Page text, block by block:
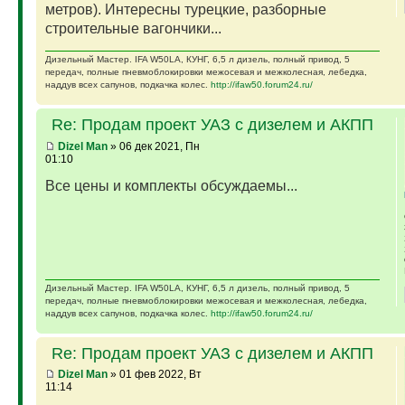
метров). Интересны турецкие, разборные
строительные вагончики...
Дизельный Мастер. IFA W50LA, КУНГ, 6,5 л дизель, полный привод, 5
передач, полные пневмоблокировки межосевая и межколесная, лебедка,
наддув всех сапунов, подкачка колес. http://ifaw50.forum24.ru/
Re: Продам проект УАЗ с дизелем и АКПП
Dizel Man» 06 дек 2021, Пн
01:10
Все цены и комплекты обсуждаемы...
Дизельный Мастер. IFA W50LA, КУНГ, 6,5 л дизель, полный привод, 5
передач, полные пневмоблокировки межосевая и межколесная, лебедка,
наддув всех сапунов, подкачка колес. http://ifaw50.forum24.ru/
Re: Продам проект УАЗ с дизелем и АКПП
Dizel Man» 01 фев 2022, Вт
11:14